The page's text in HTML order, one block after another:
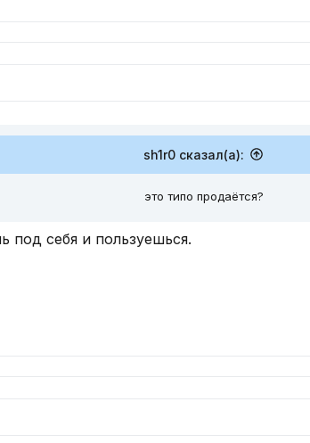
sh1r0 сказал(а):
это типо продаётся?
под себя и пользуешься.